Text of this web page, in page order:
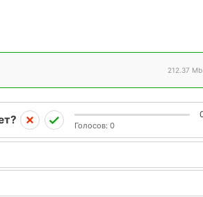
212.37 Mb
Голосов: 0